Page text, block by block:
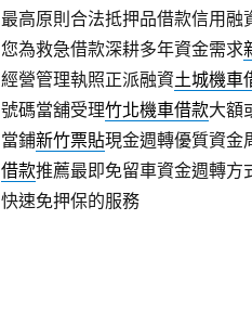
最高原則合法抵押品借款信用融
您為救急借款深耕多年資金需求
經營管理執照正派融資土城機車
號碼當舖受理竹北機車借款大額
當鋪新竹票貼現金週轉優質資金
借款推薦最即免留車資金週轉方
快速免押保的服務